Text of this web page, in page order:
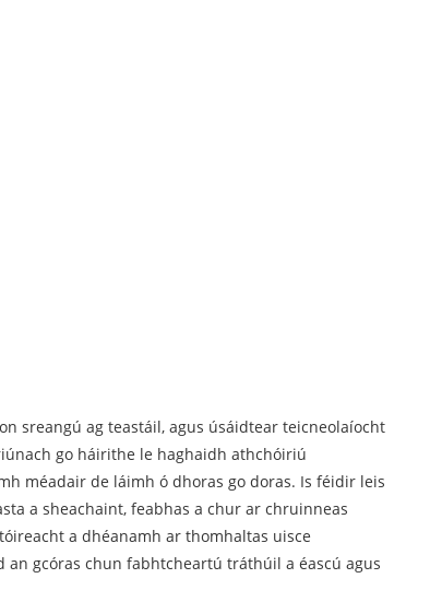
sreangú ag teastáil, agus úsáidtear teicneolaíocht
go háirithe le haghaidh athchóiriú
méadair de láimh ó dhoras go doras. Is féidir leis
a sheachaint, feabhas a chur ar chruinneas
a dhéanamh ar thomhaltas uisce
gcóras chun fabhtcheartú tráthúil a éascú agus